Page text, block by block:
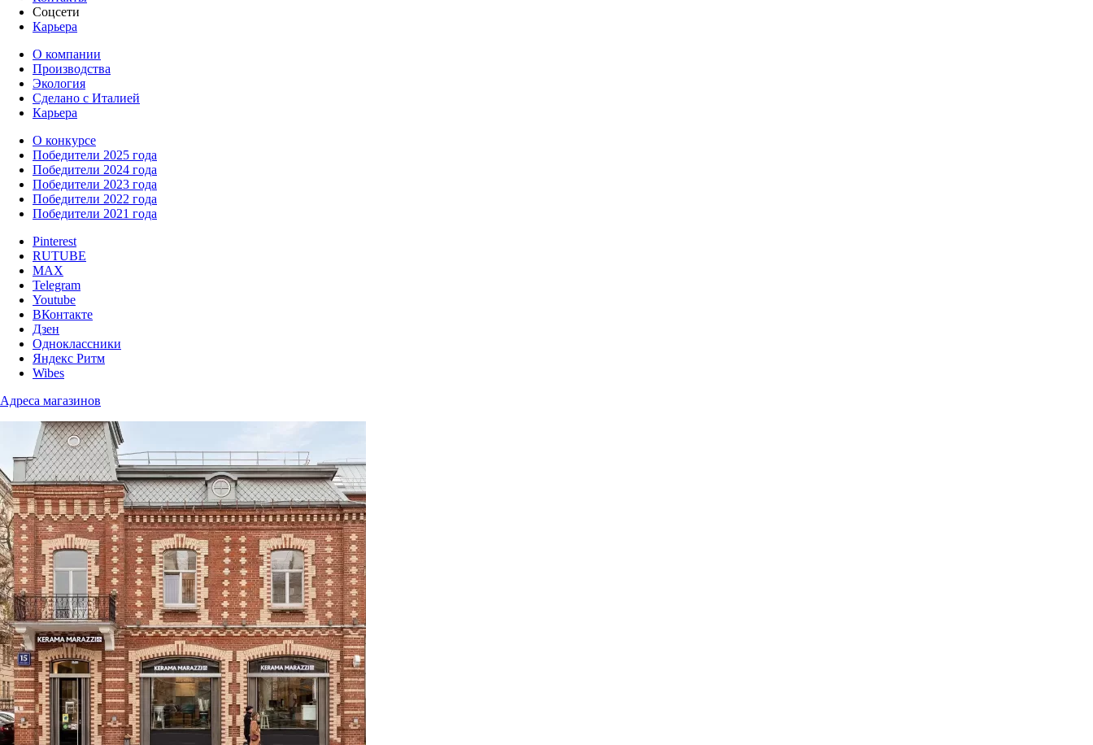
Соцсети
Карьера
О компании
Производства
Экология
Сделано с Италией
Карьера
О конкурсе
Победители 2025 года
Победители 2024 года
Победители 2023 года
Победители 2022 года
Победители 2021 года
Pinterest
RUTUBE
MAX
Telegram
Youtube
ВКонтакте
Дзен
Одноклассники
Яндекс Ритм
Wibes
Адреса магазинов